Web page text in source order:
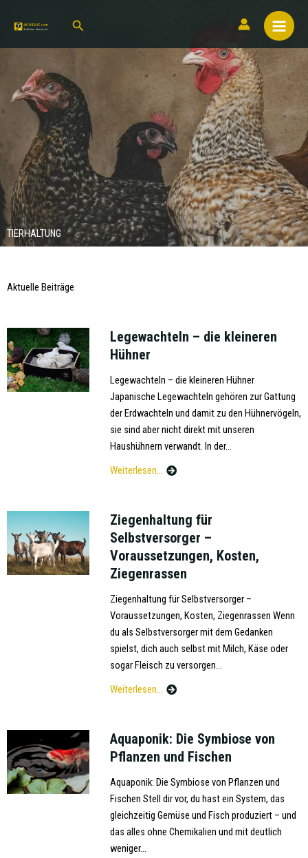
TIERHALTUNG
Aktuelle Beiträge
Legewachteln – die kleineren
Hühner
Legewachteln – die kleineren Hühner
Japanische Legewachteln gehören zur Gattung
der Erdwachteln und damit zu den Hühnervögeln,
sie sind aber nicht direkt mit unseren
Haushühnern verwandt. In der...
Weiterlesen...
Ziegenhaltung für
Selbstversorger –
Voraussetzungen, Kosten,
Ziegenrassen
Ziegenhaltung für Selbstversorger –
Voraussetzungen, Kosten, Ziegenrassen Wenn
du als Selbstversorger mit dem Gedanken
spielst, dich auch selbst mit Milch, Käse oder
sogar Fleisch zu versorgen...
Weiterlesen...
Aquaponik: Die Symbiose von
Pflanzen und Fischen
Aquaponik: Die Symbiose von Pflanzen und
Fischen Stell dir vor, du hast ein System, das
gleichzeitig Gemüse und Fisch produziert – und
das alles ohne Chemikalien und mit deutlich
weniger...